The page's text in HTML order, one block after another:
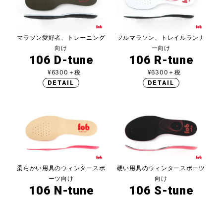
マラソン愛好者、トレーニング
向け
106 D-tune
¥6300＋税
DETAIL
フルマラソン、トレイルランナ
ー向け
106 R-tune
¥6300＋税
DETAIL
柔らかい用具のウィンタースポ
ーツ向け
106 N-tune
硬い用具のウィンタースポーツ
向け
106 S-tune